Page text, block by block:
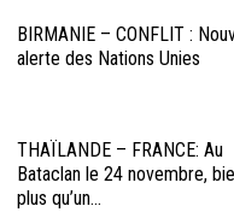
BIRMANIE – CONFLIT :
alerte des Nations Unies
THAÏLANDE – FRANCE: Au
Bataclan le 24 novembre,
plus qu’un...